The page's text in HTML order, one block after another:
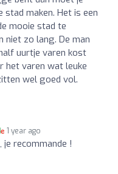
maken. Het is een
mooie stad te
niet zo lang. De man
uurtje varen kost
het varen wat leuke
wel goed vol.
1 year ago
je recommande !